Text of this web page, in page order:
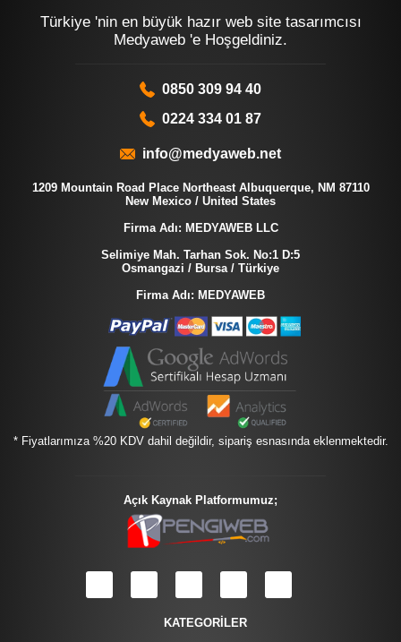
Türkiye 'nin en büyük hazır web site tasarımcısı
Medyaweb 'e Hoşgeldiniz.
0850 309 94 40
0224 334 01 87
info@medyaweb.net
1209 Mountain Road Place Northeast Albuquerque, NM 87110
New Mexico / United States
Firma Adı: MEDYAWEB LLC
Selimiye Mah. Tarhan Sok. No:1 D:5
Osmangazi / Bursa / Türkiye
Firma Adı: MEDYAWEB
* Fiyatlarımıza %20 KDV dahil değildir, sipariş esnasında eklenmektedir.
Açık Kaynak Platformumuz;
KATEGORİLER